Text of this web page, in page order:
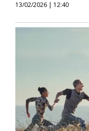
13/02/2026 | 12:40